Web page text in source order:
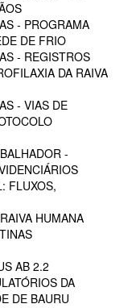
- PROGRAMA
DE FRIO
- REGISTROS
DA RAIVA
- VIAS DE
-
FLUXOS,
HUMANA
AB 2.2
DA
DE BAURU